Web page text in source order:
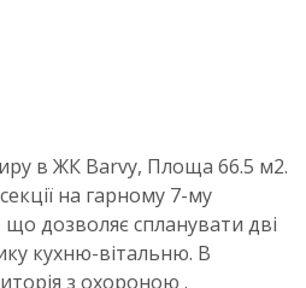
в ЖК Barvy, Площа 66.5 м2.
на гарному 7-му
що дозволяє спланувати дві
кухню-вітальню. В
з охороною .